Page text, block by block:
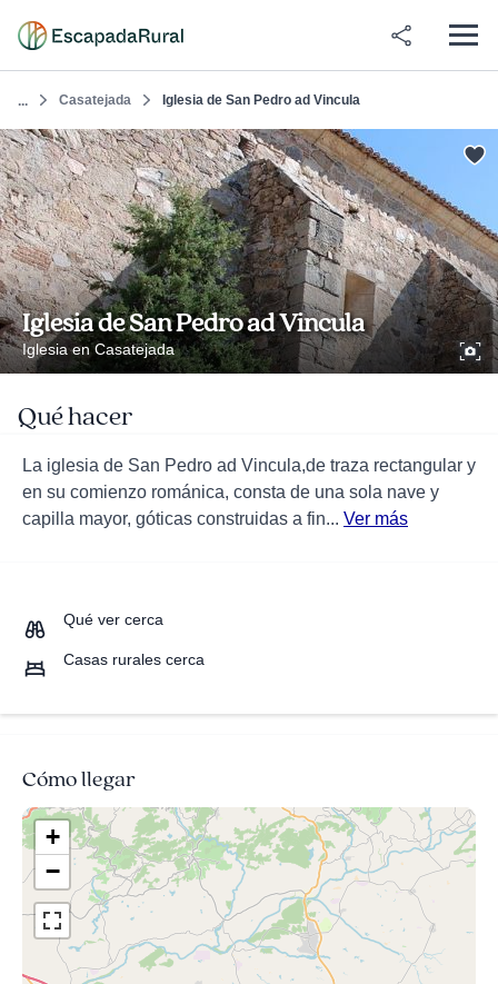
... Casatejada Iglesia de San Pedro ad Vincula
Iglesia de San Pedro ad Vincula
Iglesia en Casatejada
Qué hacer
La iglesia de San Pedro ad Vincula,de traza rectangular y
en su comienzo románica, consta de una sola nave y
capilla mayor, góticas construidas a fin... Ver más
Qué ver cerca
Casas rurales cerca
Cómo llegar
+
−